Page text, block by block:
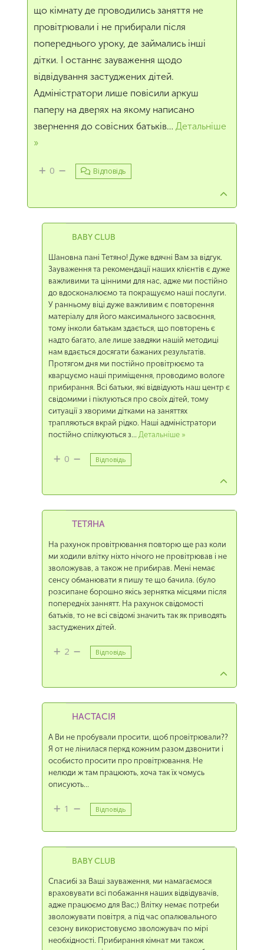
що кімнату де проводились заняття не
провітрювали і не прибирали після
попереднього уроку, де займались інші
дітки. І останнє зауваження щодо
відвідування застуджених дітей.
Адміністратори лише повісили аркуш
паперу на дверях на якому написано
звернення до совісних батьків… Детальніше
»
0 Відповідь
BABY CLUB
Шановна пані Тетяно! Дуже вдячні Вам за відгук.
Зауваження та рекомендації наших клієнтів є дуже
важливими та цінними для нас, адже ми постійно
до вдосконалюємо та покращуємо наші послуги.
У ранньому віці дуже важливим є повторення
матеріалу для його максимального засвоєння,
тому інколи батькам здається, що повторень є
надто багато, але лише завдяки нашій методиці
нам вдається досягати бажаних результатів.
Протягом дня ми постійно провітрюємо та
кварцуємо наші приміщення, проводимо вологе
прибирання. Всі батьки, які відвідують наш центр є
свідомими і піклуються про своїх дітей, тому
ситуації з хворими дітками на заняттях
трапляються вкрай рідко. Наші адміністратори
постійно спілкуються з… Детальніше »
0 Відповідь
ТЕТЯНА
На рахунок провітрювання повторю ще раз коли
ми ходили влітку ніхто нічого не провітрював і не
зволожував, а також не прибирав. Мені немає
сенсу обманювати я пишу те що бачила. (було
розсипане борошно якісь зернятка місцями після
попередніх заннятт. На рахунок свідомості
батьків, то не всі свідомі значить так як приводять
застуджених дітей.
2 Відповідь
НАСТАСІЯ
А Ви не пробували просити, щоб провітрювали??
Я от не лінилася перкд кожним разом дзвонити і
особисто просити про провітрювання. Не
нелюди ж там працюють, хоча так їх чомусь
описують…
1 Відповідь
BABY CLUB
Спасибі за Ваші зауваження, ми намагаємося
враховувати всі побажання наших відвідувачів,
адже працюємо для Вас;) Влітку немає потреби
зволожувати повітря, а під час опалювального
сезону використовуємо зволожувач по мірі
необхідності. Прибирання кімнат ми також